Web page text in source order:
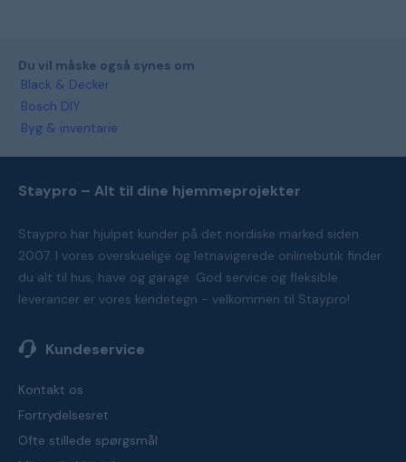
Du vil måske også synes om
Black & Decker
Bosch DIY
Byg & inventarie
Staypro – Alt til dine hjemmeprojekter
Staypro har hjulpet kunder på det nordiske marked siden
2007. I vores overskuelige og letnavigerede onlinebutik finder
du alt til hus, have og garage. God service og fleksible
leverancer er vores kendetegn - velkommen til Staypro!
Kundeservice
Kontakt os
Fortrydelsesret
Ofte stillede spørgsmål